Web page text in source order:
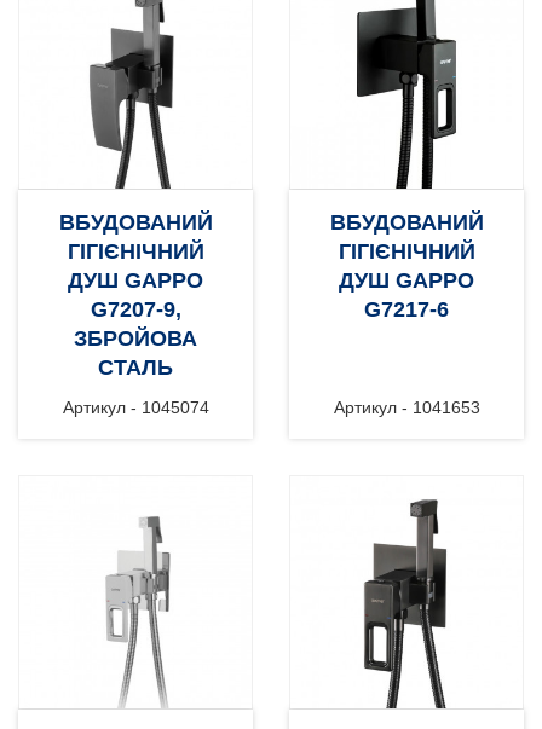
ВБУДОВАНИЙ
ГІГІЄНІЧНИЙ
ДУШ GAPPO
G7207-9,
ЗБРОЙОВА
СТАЛЬ
Артикул - 1045074
ВБУДОВАНИЙ
ГІГІЄНІЧНИЙ
ДУШ GAPPO
G7217-6
Артикул - 1041653